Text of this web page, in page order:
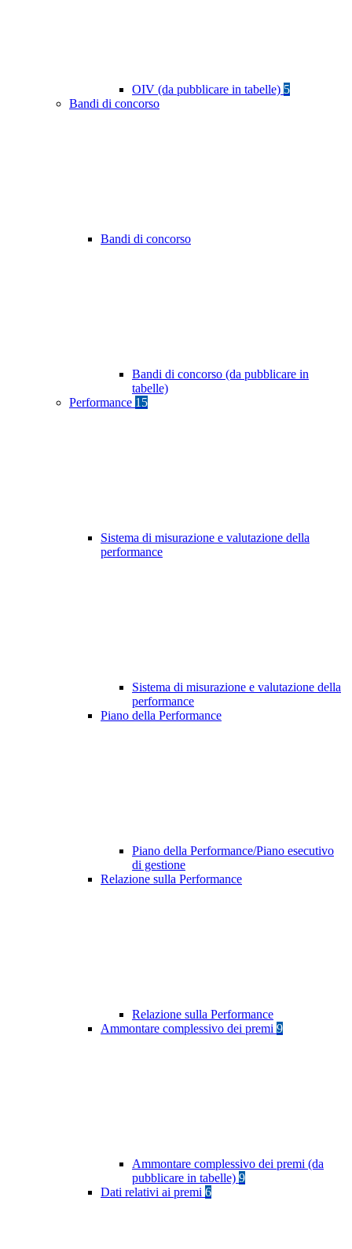
OIV (da pubblicare in tabelle) 5
Bandi di concorso
Bandi di concorso
Bandi di concorso (da pubblicare in
tabelle)
Performance 15
Sistema di misurazione e valutazione della
performance
Sistema di misurazione e valutazione della
performance
Piano della Performance
Piano della Performance/Piano esecutivo
di gestione
Relazione sulla Performance
Relazione sulla Performance
Ammontare complessivo dei premi 9
Ammontare complessivo dei premi (da
pubblicare in tabelle) 9
Dati relativi ai premi 6